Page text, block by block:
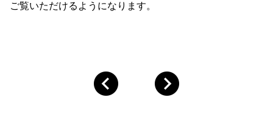
ご覧いただけるようになります。